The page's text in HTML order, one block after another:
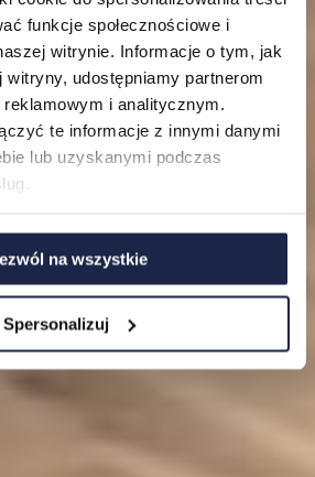
funkcje społecznościowe i
witrynie. Informacje o tym, jak
udostępniamy partnerom
i analitycznym.
te informacje z innymi danymi
lub uzyskanymi podczas
na wszystkie
Spersonalizuj